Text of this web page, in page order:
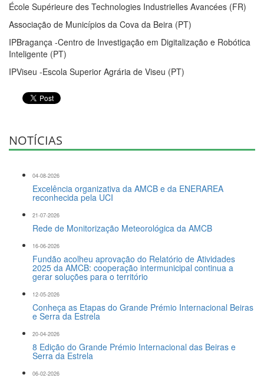
École Supérieure des Technologies Industrielles Avancées (FR)
Associação de Municípios da Cova da Beira (PT)
IPBragança -Centro de Investigação em Digitalização e Robótica
Inteligente (PT)
IPViseu -Escola Superior Agrária de Viseu (PT)
NOTÍCIAS
04-08-2026
Excelência organizativa da AMCB e da ENERAREA
reconhecida pela UCI
21-07-2026
Rede de Monitorização Meteorológica da AMCB
16-06-2026
Fundão acolheu aprovação do Relatório de Atividades
2025 da AMCB: cooperação intermunicipal continua a
gerar soluções para o território
12-05-2026
Conheça as Etapas do Grande Prémio Internacional Beiras
e Serra da Estrela
20-04-2026
8 Edição do Grande Prémio Internacional das Beiras e
Serra da Estrela
06-02-2026